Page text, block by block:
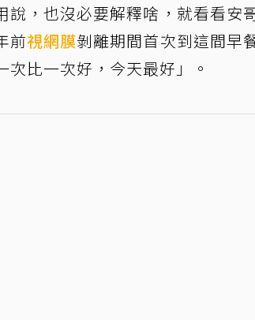
說，也沒必要解釋啥，就看看安
前視網膜剝離期間首次到這間早
次比一次好，今天最好」。